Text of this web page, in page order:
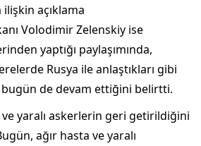
açıklama
Volodimir Zelenskiy ise
yaptığı paylaşımında,
Rusya ile anlaştıkları gibi
bugün de devam ettiğini belirtti.
ve yaralı askerlerin geri getirildiğini
ağır hasta ve yaralı